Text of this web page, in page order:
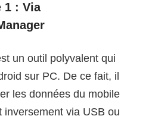
1 : Via
un outil polyvalent qui
sur PC. De ce fait, il
les données du mobile
inversement via USB ou